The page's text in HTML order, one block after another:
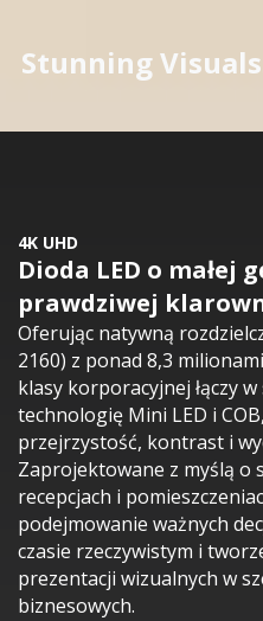
Stunning
4K UHD
Dioda LED o małej
prawdziwej
Oferując natywną
2160) z ponad 8,3
klasy korporacyjnej łączy
technologię Mini LED i
przejrzystość, kontrast i
Zaprojektowane z myślą o
recepcjach i
podejmowanie ważnych
czasie rzeczywistym i
prezentacji wizualnych w
biznesowych.​